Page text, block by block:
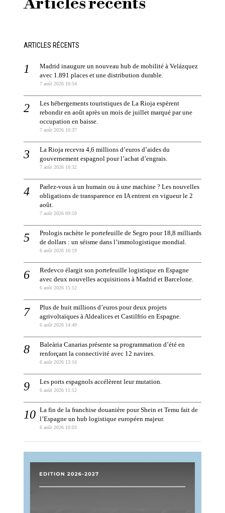
ARTICLES RÉCENTS
Madrid inaugure un nouveau hub de mobilité à Velázquez
avec 1.891 places et une distribution durable.
7 août 2026 10:54
Les hébergements touristiques de La Rioja espèrent
rebondir en août après un mois de juillet marqué par une
occupation en baisse.
7 août 2026 10:37
La Rioja recevra 4,6 millions d’euros d’aides du
gouvernement espagnol pour l’achat d’engrais.
7 août 2026 10:32
Parlez-vous à un humain ou à une machine ? Les nouvelles
obligations de transparence en IA entrent en vigueur le 2
août.
7 août 2026 09:59
Prologis rachète le portefeuille de Segro pour 18,8 milliards
de dollars : un séisme dans l’immologistique mondial.
6 août 2026 16:19
Redevco élargit son portefeuille logistique en Espagne
avec deux nouvelles acquisitions à Madrid et Barcelone.
6 août 2026 15:12
Plus de huit millions d’euros pour deux projets
agrivoltaïques à Aldealices et Castilfrío en Espagne.
6 août 2026 14:49
Baleària Canarias présente sa programmation d’été en
renforçant la connectivité avec 12 navires.
6 août 2026 13:16
Les ports espagnols accélèrent leur mutation.
6 août 2026 11:12
La fin de la franchise douanière pour Shein et Temu fait de
l’Espagne un hub logistique européen majeur.
6 août 2026 10:03